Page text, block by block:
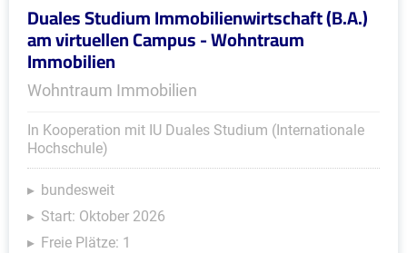
Duales Studium Immobilienwirtschaft (B.A.)
am virtuellen Campus - Wohntraum
Immobilien
Wohntraum Immobilien
In Kooperation mit IU Duales Studium (Internationale
Hochschule)
bundesweit
Start: Oktober 2026
Freie Plätze: 1